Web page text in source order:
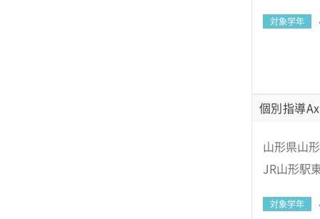
対象学年
個別指導
山形県山
JR山形駅
対象学年